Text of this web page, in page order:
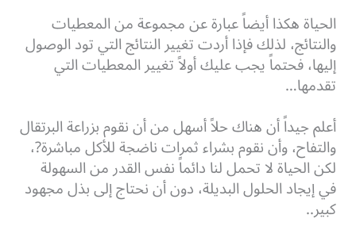
الحياة هكذا أيضاً عبارة عن مجموعة من المعطيات
والنتائج، لذلك فإذا أردت تغيير النتائج التي تود الوصول
إليها، فحتماً يجب عليك أولاً تغيير المعطيات التي
تقدمها…
أعلم جيداً أن هناك حلاً أسهل من أن نقوم بزراعة البرتقال
والتفاح، وأن نقوم بشراء ثمرات ناضجة للأكل مباشرة?،
لكن الحياة لا تحمل لنا دائماً نفس القدر من السهولة
في إيجاد الحلول البديلة، دون أن نحتاج إلى بذل مجهود
كبير..